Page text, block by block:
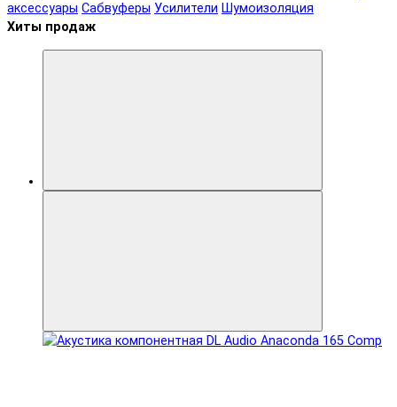
аксессуары Сабвуферы Усилители Шумоизоляция
Хиты продаж